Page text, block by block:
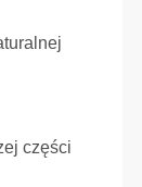
części